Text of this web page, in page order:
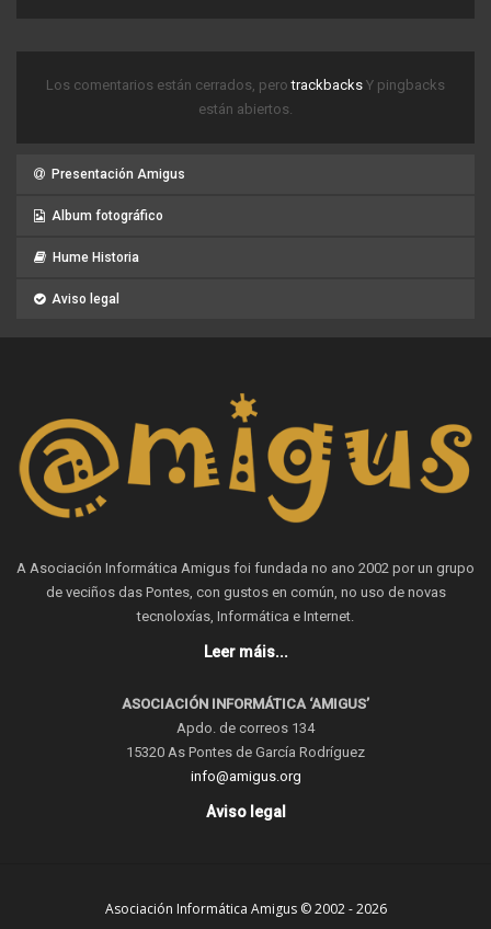
Los comentarios están cerrados, perotrackbacks Y pingbacks
están abiertos.
Presentación Amigus
Album fotográfico
Hume Historia
Aviso legal
A Asociación Informática Amigus foi fundada no ano 2002 por un grupo
de veciños das Pontes, con gustos en común, no uso de novas
tecnoloxías, Informática e Internet.
Leer máis...
ASOCIACIÓN INFORMÁTICA ‘AMIGUS’
Apdo. de correos 134
15320 As Pontes de García Rodríguez
info@amigus.org
Aviso legal
Asociación Informática Amigus © 2002 - 2026